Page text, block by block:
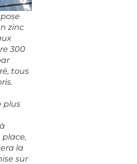
zinc
300
tous
plus
la
sur